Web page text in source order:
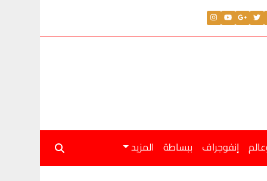
إنفوجراف ببساطة المزيد